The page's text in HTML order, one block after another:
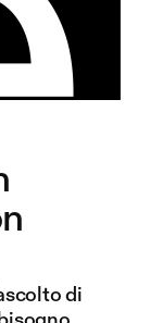
di